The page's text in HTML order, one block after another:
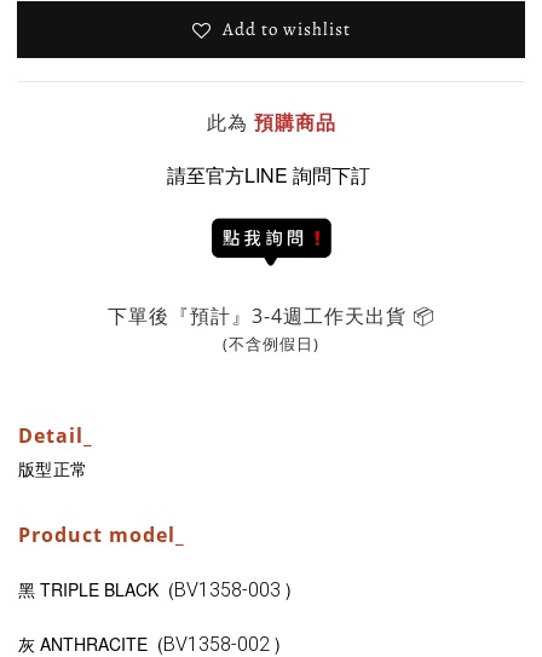
Add to wishlist
此為 預購商品
請至官方LINE 詢問下訂
下單後『預計』3-4週工作天出貨 📦
(不含例假日)
Detail_
版型正常
Product model_
黑 TRIPLE BLACK (BV1358-003 )
灰 ANTHRACITE (BV1358-002 )